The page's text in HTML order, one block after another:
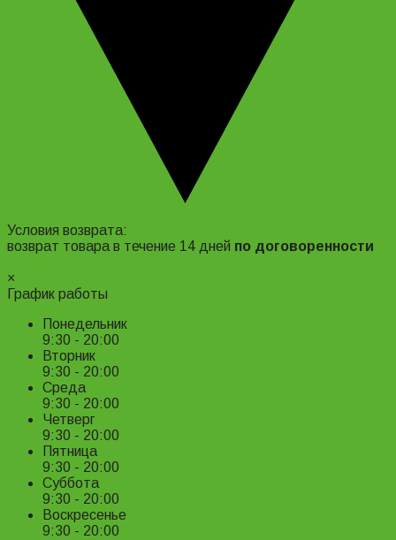
Условия возврата:
возврат товара в течение 14 дней по договоренности
×
График работы
Понедельник
9:30 - 20:00
Вторник
9:30 - 20:00
Среда
9:30 - 20:00
Четверг
9:30 - 20:00
Пятница
9:30 - 20:00
Суббота
9:30 - 20:00
Воскресенье
9:30 - 20:00